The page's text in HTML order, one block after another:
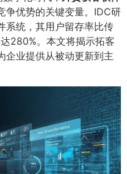
争优势的关键变量。IDC研
系统，其用户留存率比传
280%。本文将揭示拓客
企业提供从被动更新到主